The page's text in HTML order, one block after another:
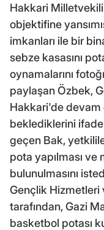
Hakkari
objektifine
imkanları ile bir
sebze kasasını
oynamalarını
paylaşan Özbek,
Hakkari'de devam
beklediklerini
geçen Bak,
pota yapılması
bulunulmasını
Gençlik Hizmetleri
tarafından, Gazi
basketbol potası